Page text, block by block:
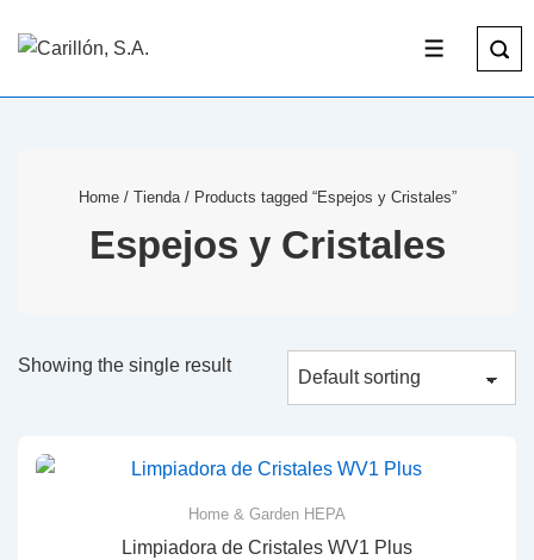
Home/ Tienda/ Products tagged “Espejos y Cristales”
Espejos y Cristales
Showing the single result
Home & Garden HEPA
Limpiadora de Cristales WV1 Plus